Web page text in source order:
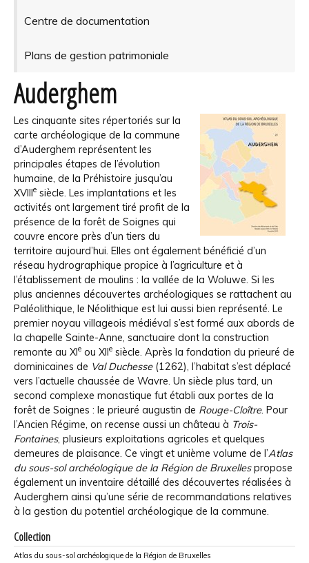
Centre de documentation
Plans de gestion patrimoniale
Auderghem
Les cinquante sites répertoriés sur la
carte archéologique de la commune
d’Auderghem représentent les
principales étapes de l’évolution
humaine, de la Préhistoire jusqu’au
XVIIIe siècle. Les implantations et les
activités ont largement tiré profit de la
présence de la forêt de Soignes qui
couvre encore près d’un tiers du
territoire aujourd’hui. Elles ont également bénéficié d’un
réseau hydrographique propice à l’agriculture et à
l’établissement de moulins : la vallée de la Woluwe. Si les
plus anciennes découvertes archéologiques se rattachent au
Paléolithique, le Néolithique est lui aussi bien représenté. Le
premier noyau villageois médiéval s’est formé aux abords de
la chapelle Sainte-Anne, sanctuaire dont la construction
remonte au XIe ou XIIe siècle. Après la fondation du prieuré de
dominicaines de Val Duchesse (1262), l’habitat s’est déplacé
vers l’actuelle chaussée de Wavre. Un siècle plus tard, un
second complexe monastique fut établi aux portes de la
forêt de Soignes : le prieuré augustin de Rouge-Cloître. Pour
l’Ancien Régime, on recense aussi un château à Trois-
Fontaines, plusieurs exploitations agricoles et quelques
demeures de plaisance. Ce vingt et unième volume de l’Atlas
du sous-sol archéologique de la Région de Bruxellespropose
également un inventaire détaillé des découvertes réalisées à
Auderghem ainsi qu’une série de recommandations relatives
à la gestion du potentiel archéologique de la commune.
Collection
Atlas du sous-sol archéologique de la Région de Bruxelles